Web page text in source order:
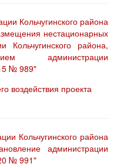
Кольчугинского района
нестационарных
Кольчугинского района,
администрации
№ 989"
воздействия проекта
Кольчугинского района
администрации
№ 991"